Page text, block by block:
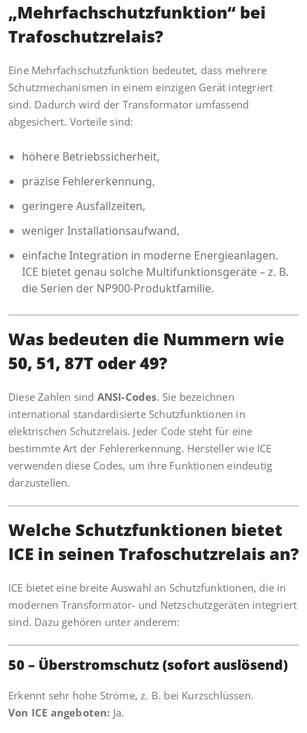
„Mehrfachschutzfunktion“ bei
Trafoschutzrelais?
Eine Mehrfachschutzfunktion bedeutet, dass mehrere
Schutzmechanismen in einem einzigen Gerät integriert
sind. Dadurch wird der Transformator umfassend
abgesichert. Vorteile sind:
höhere Betriebssicherheit,
präzise Fehlererkennung,
geringere Ausfallzeiten,
weniger Installationsaufwand,
einfache Integration in moderne Energieanlagen.
ICE bietet genau solche Multifunktionsgeräte – z. B.
die Serien der NP900-Produktfamilie.
Was bedeuten die Nummern wie
50, 51, 87T oder 49?
Diese Zahlen sind ANSI-Codes. Sie bezeichnen
international standardisierte Schutzfunktionen in
elektrischen Schutzrelais. Jeder Code steht für eine
bestimmte Art der Fehlererkennung. Hersteller wie ICE
verwenden diese Codes, um ihre Funktionen eindeutig
darzustellen.
Welche Schutzfunktionen bietet
ICE in seinen Trafoschutzrelais an?
ICE bietet eine breite Auswahl an Schutzfunktionen, die in
modernen Transformator- und Netzschutzgeräten integriert
sind. Dazu gehören unter anderem:
50 – Überstromschutz (sofort auslösend)
Erkennt sehr hohe Ströme, z. B. bei Kurzschlüssen.
Von ICE angeboten: Ja.